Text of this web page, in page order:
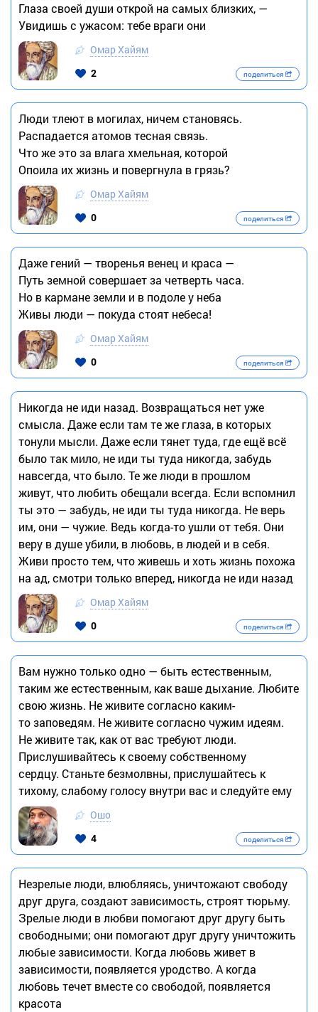
Глаза своей души открой на самых близких, —
Увидишь с ужасом: тебе враги они
Омар Хайям
2
поделиться
Люди тлеют в могилах, ничем становясь.
Распадается атомов тесная связь.
Что же это за влага хмельная, которой
Опоила их жизнь и повергнула в грязь?
Омар Хайям
0
поделиться
Даже гений — творенья венец и краса —
Путь земной совершает за четверть часа.
Но в кармане земли и в подоле у неба
Живы люди — покуда стоят небеса!
Омар Хайям
0
поделиться
Никогда не иди назад. Возвращаться нет уже
смысла. Даже если там те же глаза, в которых
тонули мысли. Даже если тянет туда, где ещё всё
было так мило, не иди ты туда никогда, забудь
навсегда, что было. Те же люди в прошлом
живут, что любить обещали всегда. Если вспомнил
ты это — забудь, не иди ты туда никогда. Не верь
им, они — чужие. Ведь когда-то ушли от тебя. Они
веру в душе убили, в любовь, в людей и в себя.
Живи просто тем, что живешь и хоть жизнь похожа
на ад, смотри только вперед, никогда не иди назад
Омар Хайям
0
поделиться
Вам нужно только одно — быть естественным,
таким же естественным, как ваше дыхание. Любите
свою жизнь. Не живите согласно каким-
то заповедям. Не живите согласно чужим идеям.
Не живите так, как от вас требуют люди.
Прислушивайтесь к своему собственному
сердцу. Станьте безмолвны, прислушайтесь к
тихому, слабому голосу внутри вас и следуйте ему
Ошо
4
поделиться
Незрелые люди, влюбляясь, уничтожают свободу
друг друга, создают зависимость, строят тюрьму.
Зрелые люди в любви помогают друг другу быть
свободными; они помогают друг другу уничтожить
любые зависимости. Когда любовь живет в
зависимости, появляется уродство. А когда
любовь течет вместе со свободой, появляется
красота